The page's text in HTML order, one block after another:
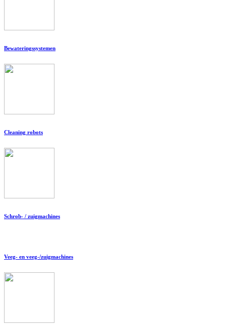
Bewateringssystemen
Cleaning robots
Schrob- / zuigmachines
Veeg- en veeg-/zuigmachines